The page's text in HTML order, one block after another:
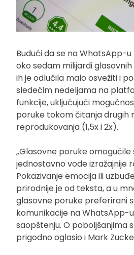
Budući da se na WhatsApp-
oko sedam milijardi
ih je odlučila malo osvežiti i
sledećim nedeljama na
funkcije, uključujući
poruke tokom čitanja drugih
reprodukovanja (1,5x i 2x).
„Glasovne poruke omogućile
jednostavno vode izražajnije
Pokazivanje emocija ili
prirodnije je od teksta, a u
glasovne poruke preferirani
komunikacije na WhatsApp-
saopštenju. O poboljšanjima
prigodno oglasio i Mark